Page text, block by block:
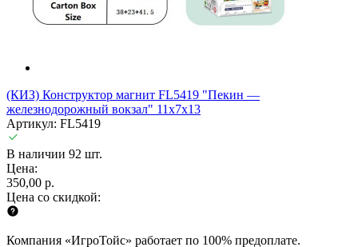
(КИЗ) Конструктор магнит FL5419 "Пекин —
железнодорожный вокзал" 11x7x13
Артикул: FL5419
В наличии 92 шт.
Цена:
350,00 р.
Цена со скидкой:
Компания «ИгроТойс» работает по 100% предоплате.